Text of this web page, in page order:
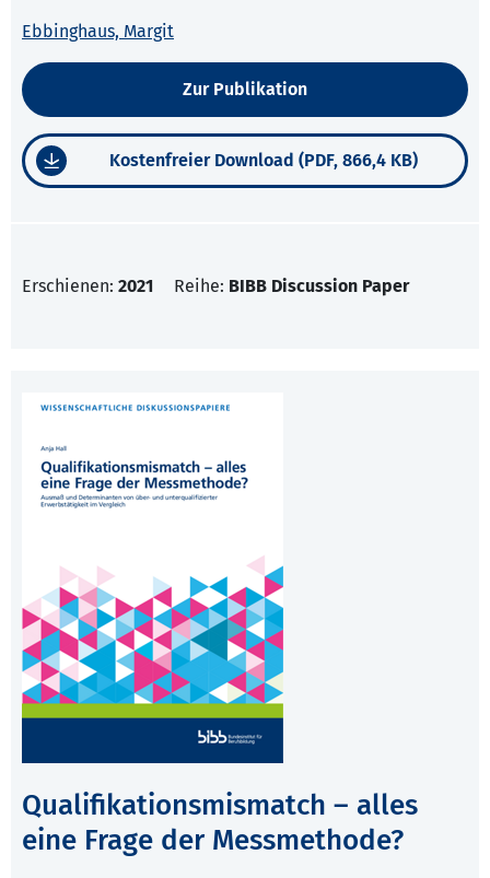
Ebbinghaus, Margit
Zur Publikation
Kostenfreier Download (PDF, 866,4 KB)
Erschienen: 2021 Reihe: BIBB Discussion Paper
Qualifikationsmismatch – alles
eine Frage der Messmethode?